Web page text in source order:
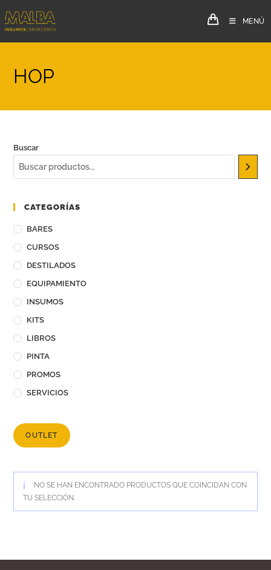
MENÚ
HOP
Buscar
CATEGORÍAS
BARES
CURSOS
DESTILADOS
EQUIPAMIENTO
INSUMOS
KITS
LIBROS
PINTA
PROMOS
SERVICIOS
OUTLET
NO SE HAN ENCONTRADO PRODUCTOS QUE COINCIDAN CON
TU SELECCIÓN.